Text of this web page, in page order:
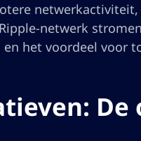
netwerkactiviteit,
netwerk stromen,
het voordeel voor
De